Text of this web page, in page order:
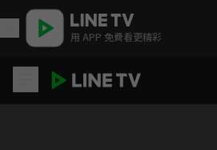
用 APP 免費看更精彩